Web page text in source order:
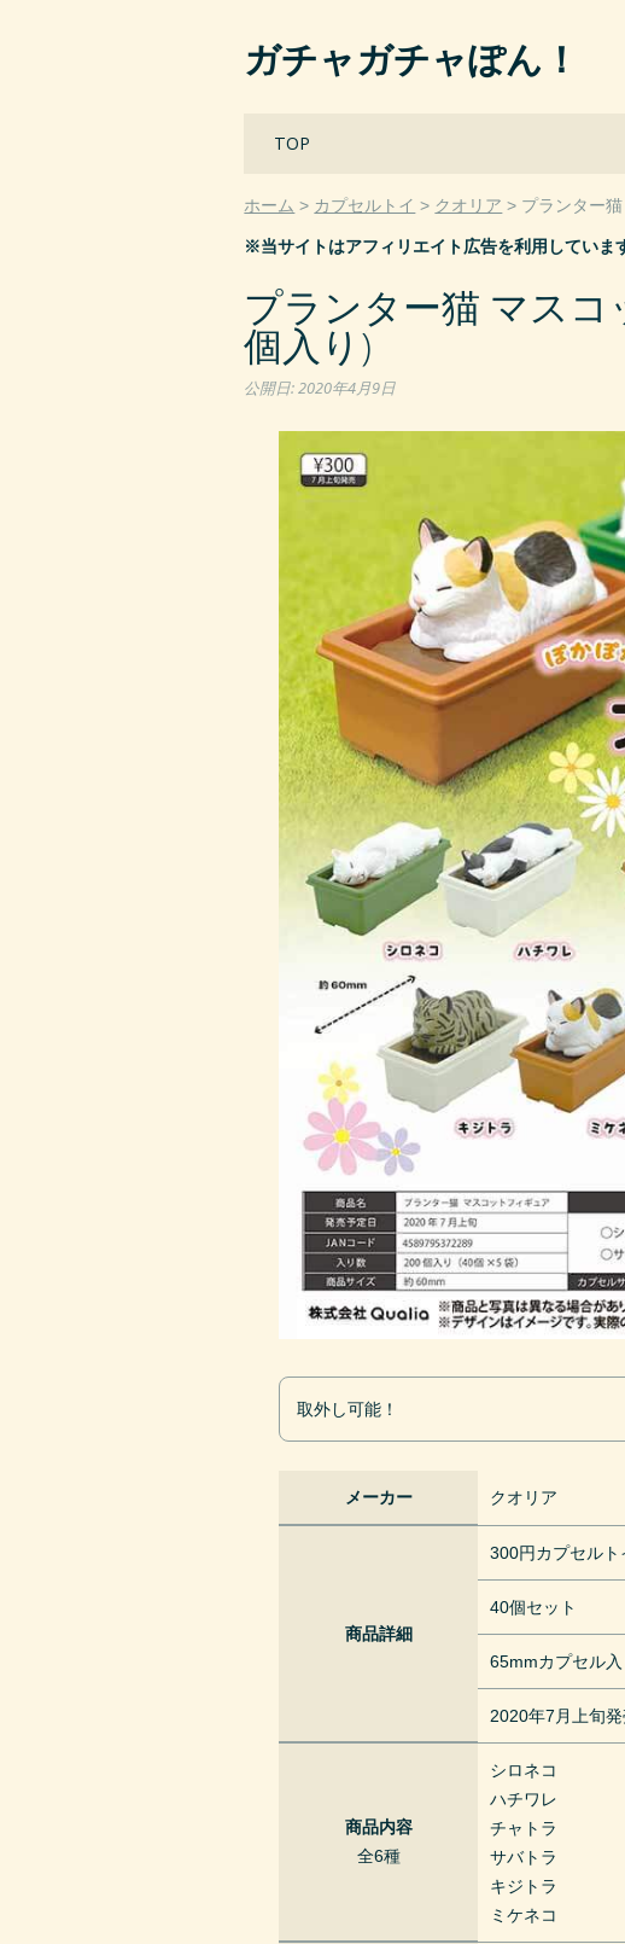
ガチャガチャぽん！
Main menu
TOP
ホーム カプセルトイ クオリア プランター
※当サイトはアフィリエイト広告を利用していま
プランター猫 マス
個入り)
公開日:2020年4月9日
取外し可能！
メーカー クオリア
商品詳細
300円カプセルト
40個セット
65mmカプセル入
2020年7月上旬
商品内容
全6種
シロネコ
ハチワレ
チャトラ
サバトラ
キジトラ
ミケネコ